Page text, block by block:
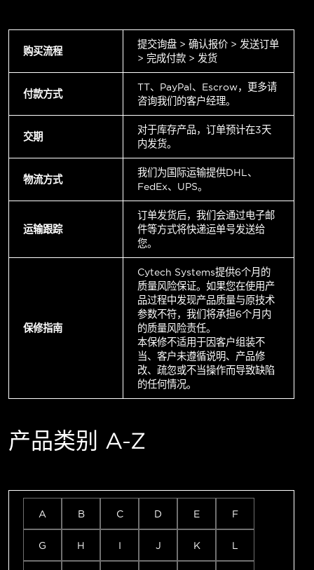
购买流程
提交询盘 > 确认报价 > 发送订单
> 完成付款 > 发货
付款方式
TT、PayPal、Escrow，更多请
咨询我们的客户经理。
交期
对于库存产品，订单预计在3天
内发货。
物流方式
我们为国际运输提供DHL、
FedEx、UPS。
运输跟踪
订单发货后，我们会通过电子邮
件等方式将快递运单号发送给
您。
保修指南
Cytech Systems提供6个月的
质量风险保证。如果您在使用产
品过程中发现产品质量与原技术
参数不符，我们将承担6个月内
的质量风险责任。
本保修不适用于因客户组装不
当、客户未遵循说明、产品修
改、疏忽或不当操作而导致缺陷
的任何情况。
产品类别 A-Z
A B C D E F
G H I J K L